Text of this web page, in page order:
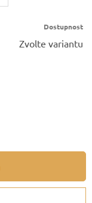
Dostupnost
Zvolte variantu